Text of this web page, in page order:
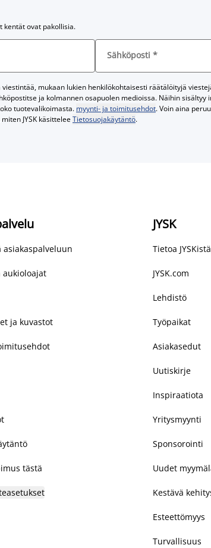
kentät ovat pakollisia.
Sähköposti *
mukaan lukien henkilökohtaisesti räätälöityjä
ja kolmannen osapuolen medioissa. Näihin
tuotevalikoimasta. myynti- ja toimitusehdot. Voin aina
JYSK käsitteleeTietosuojakäytäntö.
asiakaspalveluun
aukioloajat
ja kuvastot
tästä
JYSK
Tietoa JYSKistä
JYSK.com
Lehdistö
Työpaikat
Asiakasedut
Uutiskirje
Inspiraatiota
Yritysmyynti
Sponsorointi
Uudet
Kestävä
Esteettömyys
Turvallisuus